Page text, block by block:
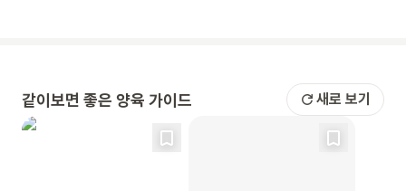
같이보면 좋은 양육 가이드 새로 보기